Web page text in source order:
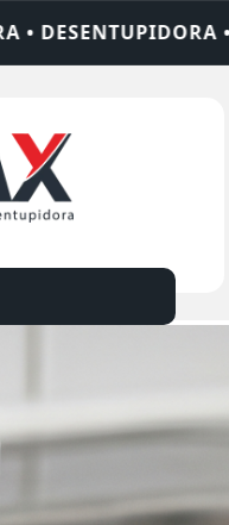
DE FOSSA • 24